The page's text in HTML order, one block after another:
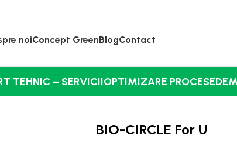
noiConcept GreenBlogContact
TEHNIC – SERVICIIOPTIMIZARE PROCESE
BIO-CIRCLE For U